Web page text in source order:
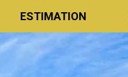
ESTIMATION